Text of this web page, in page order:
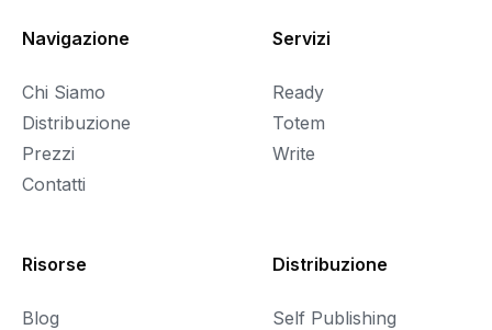
Navigazione
Chi Siamo
Distribuzione
Prezzi
Contatti
Servizi
Ready
Totem
Write
Risorse
Blog
Distribuzione
Self Publishing